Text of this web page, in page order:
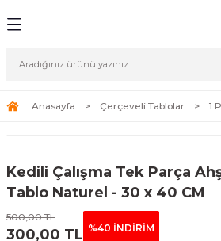
Tablolar
Tablolar
Sanat
Anasayfa Çerçeveli Tablolar 1
Kedili Çalışma Tek Parça
Tablo Naturel - 30 x 40 CM
500,00 TL
300,00 TL %40 İNDİRİM